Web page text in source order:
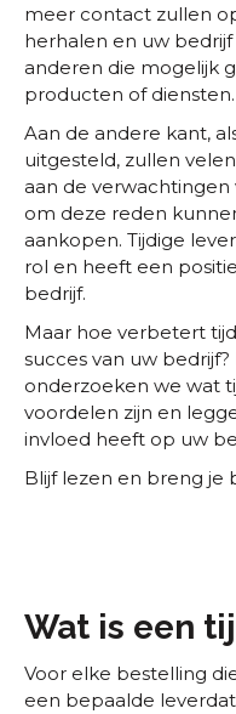
meer contact zullen
herhalen en uw
anderen die mogelijk
producten of diensten.
Aan de andere kant,
uitgesteld, zullen
aan de
om deze reden
aankopen. Tijdige
rol en heeft een
bedrijf.
Maar hoe verbetert
succes van uw
onderzoeken we wat
voordelen zijn en
invloed heeft op uw
Blijf lezen en breng je
Wat is een
Voor elke bestelling
een bepaalde